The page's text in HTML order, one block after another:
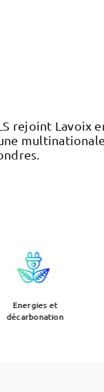
rejoint Lavoix
Energies et
décarbonation